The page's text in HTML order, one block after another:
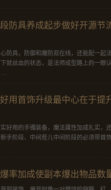
防具养成起步做好开源节
防具，防御和魔防双在线，还能配一起
就丝血的状态，是法师成型路上的一眼
…
用首饰升级最中心在于提
好用的手镯装备，魔法属性加成扎实，
手阶段、中间茬儿中间阶段的必须带首
率加成使副本爆出物品数